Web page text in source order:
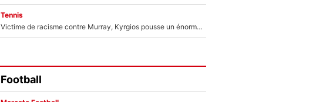
Tennis
Victime de racisme contre Murray, Kyrgios pousse un énorme coup de gueule !
Football